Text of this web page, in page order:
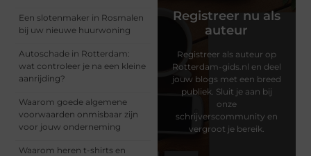
Een slotenmaker in Rosmalen
bij uw nieuwe huurwoning
Autoschade in Rotterdam:
wat controleer je na een kleine
aanrijding?
Waarom goede algemene
voorwaarden onmisbaar zijn
voor jouw onderneming
Waarom heren t-shirts en
Registreer nu als
auteur
Registreer als auteur op
Rotterdam-gids.nl en deel
jouw blogs met een breed
publiek. Sluit je aan bij
onze
schrijverscommunity en
vergroot je bereik.